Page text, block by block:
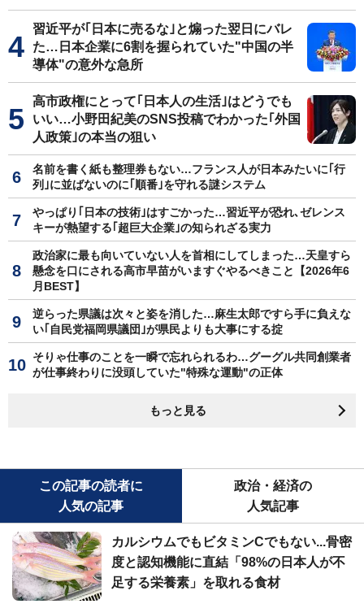
習近平が｢日本に売るな｣と煽った翌日にバレ
た…日本企業に6割を握られていた"中国の半
導体"の意外な急所
高市政権にとって｢日本人の生活｣はどうでも
いい…小野田紀美のSNS投稿でわかった｢外国
人政策｣の本当の狙い
名前を書く紙も整理券もない…フランス人が日本みたいに｢行
列｣に並ばないのに｢順番｣を守れる謎システム
やっぱり｢日本の技術｣はすごかった…習近平が恐れ､ゼレンス
キーが熱望する｢超巨大企業｣の知られざる実力
政治家に最も向いていない人を首相にしてしまった…天皇すら
懸念を口にされる高市早苗がいますぐやるべきこと【2026年6
月BEST】
逆らった県議は次々と姿を消した…麻生太郎ですら手に負えな
い｢自民党福岡県議団｣が県民よりも大事にする掟
そりゃ仕事のことを一瞬で忘れられるわ…グーグル共同創業者
が仕事終わりに没頭していた"特殊な運動"の正体
もっと見る
この記事の読者に
人気の記事
政治・経済の
人気記事
カルシウムでもビタミンCでもない...骨密
度と認知機能に直結「98%の日本人が不
足する栄養素」を取れる食材